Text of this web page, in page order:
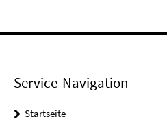
Service-Navigation
Startseite